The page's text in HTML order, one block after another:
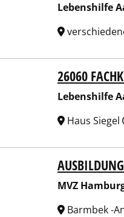
Lebenshilfe
Aachen e. V.
26060
Lebenshilfe
Haus Siegel
MVZ
Barmbek -